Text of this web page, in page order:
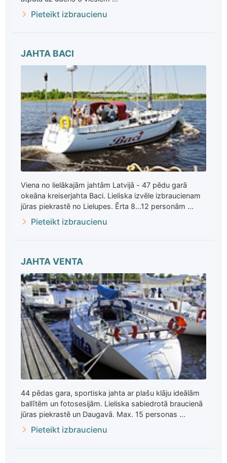
Pieteikt izbraucienu
JAHTA BACI
Viena no lielākajām jahtām Latvijā - 47 pēdu garā
okeāna kreiserjahta Baci. Lieliska izvēle izbraucienam
jūras piekrastē no Lielupes. Ērta 8...12 personām ...
Pieteikt izbraucienu
JAHTA VENTA
44 pēdas gara, sportiska jahta ar plašu klāju ideālām
ballītēm un fotosesijām. Lieliska sabiedrotā braucienā
jūras piekrastē un Daugavā. Max. 15 personas ...
Pieteikt izbraucienu